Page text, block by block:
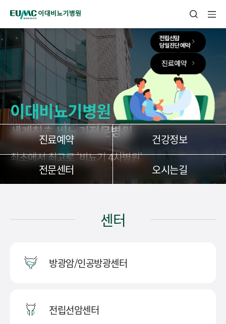
이대비뇨기병원
세계최초 비뇨기전문병원
최초에서 최고로 '비뇨기 4차병원'
진료예약 건강정보
전문센터 오시는길
센터
방광암/인공방광센터
전립선암센터